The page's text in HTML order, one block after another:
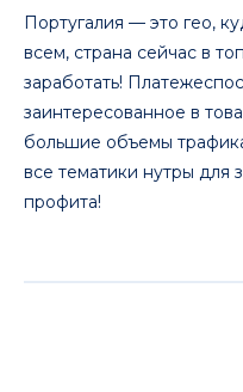
Португалия — это гео,
всем, страна сейчас в
заработать!
заинтересованное в
большие объемы
все тематики нутры для
профита!